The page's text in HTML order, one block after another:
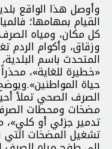
وأوصل هذا الواقع
القيام بمهامها؛
كل مكان، ومياه
وزقاق، وأكوام
المتحدث باسم
«خطيرة للغاية»،
حياة
الصرف الصحي تملأ
تدمير جزئي أو
تشغيل المضخات التي